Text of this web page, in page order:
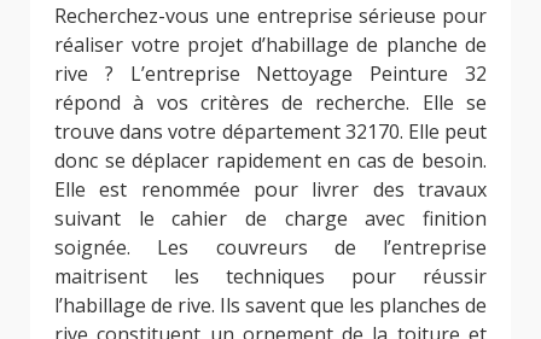
Recherchez-vous une entreprise sérieuse pour
réaliser votre projet d’habillage de planche de
rive ? L’entreprise Nettoyage Peinture 32
répond à vos critères de recherche. Elle se
trouve dans votre département 32170. Elle peut
donc se déplacer rapidement en cas de besoin.
Elle est renommée pour livrer des travaux
suivant le cahier de charge avec finition
soignée. Les couvreurs de l’entreprise
maitrisent les techniques pour réussir
l’habillage de rive. Ils savent que les planches de